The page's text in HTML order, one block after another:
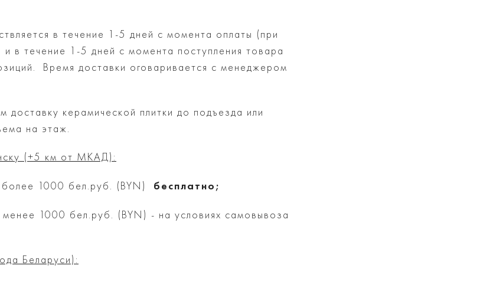
в течение 1-5 дней с момента оплаты (при
и в течение 1-5 дней с момента поступления товара
Время доставки оговаривается с менеджером
доставку керамической плитки до подъезда или
на этаж.
(+5 км от МКАД):
1000 бел.руб. (BYN) бесплатно;
1000 бел.руб. (BYN) - на условиях самовывоза
Беларуси):